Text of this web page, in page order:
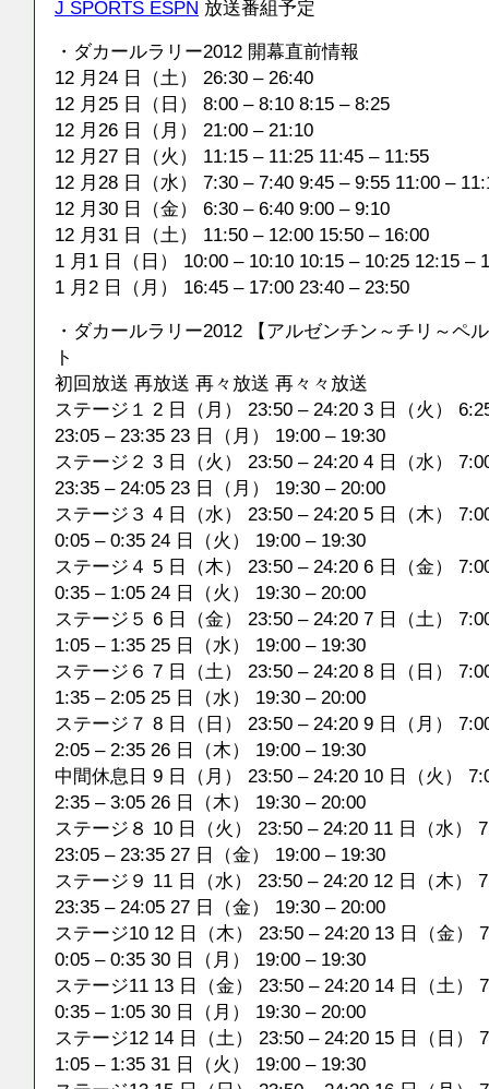
J SPORTS ESPN 放送番組予定
・ダカールラリー2012 開幕直前情報
12 月24 日（土） 26:30 – 26:40
12 月25 日（日） 8:00 – 8:10 8:15 – 8:25
12 月26 日（月） 21:00 – 21:10
12 月27 日（火） 11:15 – 11:25 11:45 – 11:55
12 月28 日（水） 7:30 – 7:40 9:45 – 9:55 11:00 –
12 月30 日（金） 6:30 – 6:40 9:00 – 9:10
12 月31 日（土） 11:50 – 12:00 15:50 – 16:00
1 月1 日（日） 10:00 – 10:10 10:15 – 10:25 12:15 –
1 月2 日（月） 16:45 – 17:00 23:40 – 23:50
・ダカールラリー2012 【アルゼンチン～チリ～ペ
ト
初回放送 再放送 再々放送 再々々放送
ステージ１ 2 日（月） 23:50 – 24:20 3 日（火）
23:05 – 23:35 23 日（月） 19:00 – 19:30
ステージ２ 3 日（火） 23:50 – 24:20 4 日（水）
23:35 – 24:05 23 日（月） 19:30 – 20:00
ステージ３ 4 日（水） 23:50 – 24:20 5 日（木）
0:05 – 0:35 24 日（火） 19:00 – 19:30
ステージ４ 5 日（木） 23:50 – 24:20 6 日（金）
0:35 – 1:05 24 日（火） 19:30 – 20:00
ステージ５ 6 日（金） 23:50 – 24:20 7 日（土）
1:05 – 1:35 25 日（水） 19:00 – 19:30
ステージ６ 7 日（土） 23:50 – 24:20 8 日（日）
1:35 – 2:05 25 日（水） 19:30 – 20:00
ステージ７ 8 日（日） 23:50 – 24:20 9 日（月）
2:05 – 2:35 26 日（木） 19:00 – 19:30
中間休息日 9 日（月） 23:50 – 24:20 10 日（火）
2:35 – 3:05 26 日（木） 19:30 – 20:00
ステージ８ 10 日（火） 23:50 – 24:20 11 日（水）
23:05 – 23:35 27 日（金） 19:00 – 19:30
ステージ９ 11 日（水） 23:50 – 24:20 12 日（木）
23:35 – 24:05 27 日（金） 19:30 – 20:00
ステージ10 12 日（木） 23:50 – 24:20 13 日（金）
0:05 – 0:35 30 日（月） 19:00 – 19:30
ステージ11 13 日（金） 23:50 – 24:20 14 日（土）
0:35 – 1:05 30 日（月） 19:30 – 20:00
ステージ12 14 日（土） 23:50 – 24:20 15 日（日）
1:05 – 1:35 31 日（火） 19:00 – 19:30